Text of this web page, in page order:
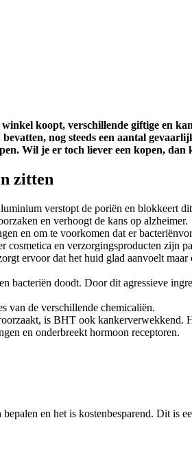
koopt, verschillende giftige en
nog steeds een aantal
Wil je er toch liever een kopen,
zitten
verstopt de poriën en blokkeert
en verhoogt de kans op alzheimer.
en om te voorkomen dat er
cosmetica en verzorgingsproducten zijn
ervoor dat het huid glad aanvoelt
bacteriën doodt. Door dit agressieve
van de verschillende chemicaliën.
is BHT ook kankerverwekkend.
en onderbreekt hormoon receptoren.
en het is kostenbesparend. Dit is